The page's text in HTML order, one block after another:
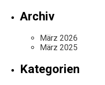
Archiv
März 2026
März 2025
Kategorien